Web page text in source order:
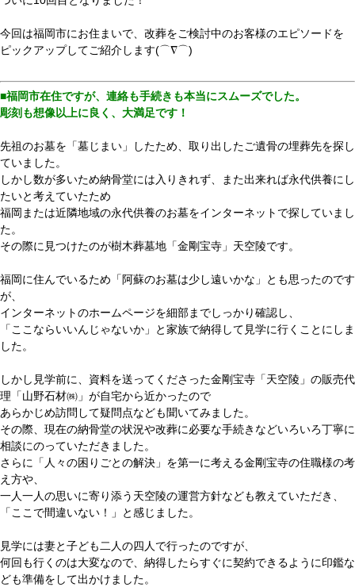
今回は福岡市にお住まいで、改葬をご検討中のお客様のエピソードを
ピックアップしてご紹介します(⌒∇⌒)
■福岡市在住ですが、連絡も手続きも本当にスムーズでした。
彫刻も想像以上に良く、大満足です！
先祖のお墓を「墓じまい」したため、取り出したご遺骨の埋葬先を探し
ていました。
しかし数が多いため納骨堂には入りきれず、また出来れば永代供養にし
たいと考えていたため
福岡または近隣地域の永代供養のお墓をインターネットで探していまし
た。
その際に見つけたのが樹木葬墓地「金剛宝寺」天空陵です。
福岡に住んでいるため「阿蘇のお墓は少し遠いかな」とも思ったのです
が、
インターネットのホームページを細部までしっかり確認し、
「ここならいいんじゃないか」と家族で納得して見学に行くことにしま
した。
しかし見学前に、資料を送ってくださった金剛宝寺「天空陵」の販売代
理「山野石材㈱」が自宅から近かったので
あらかじめ訪問して疑問点なども聞いてみました。
その際、現在の納骨堂の状況や改葬に必要な手続きなどいろいろ丁寧に
相談にのっていただきました。
さらに「人々の困りごとの解決」を第一に考える金剛宝寺の住職様の考
え方や、
一人一人の思いに寄り添う天空陵の運営方針なども教えていただき、
「ここで間違いない！」と感じました。
見学には妻と子ども二人の四人で行ったのですが、
何回も行くのは大変なので、納得したらすぐに契約できるように印鑑な
ども準備をして出かけました。